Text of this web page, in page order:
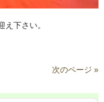
え下さい。
次のページ »